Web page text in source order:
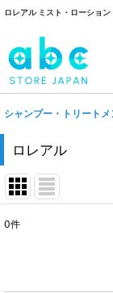
ロレアル ミスト・ローション
シャンプー・トリート
ロレアル
0件